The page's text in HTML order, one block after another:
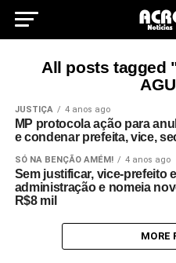
All posts tagged
JUSTIÇA 4 anos ago
MP protocola ação para
e condenar prefeita, vice,
SÓ NA BENÇÃO AMÉM! 4 anos ago
Sem justificar, vice-prefeito
administração e nomeia
R$8 mil
MORE